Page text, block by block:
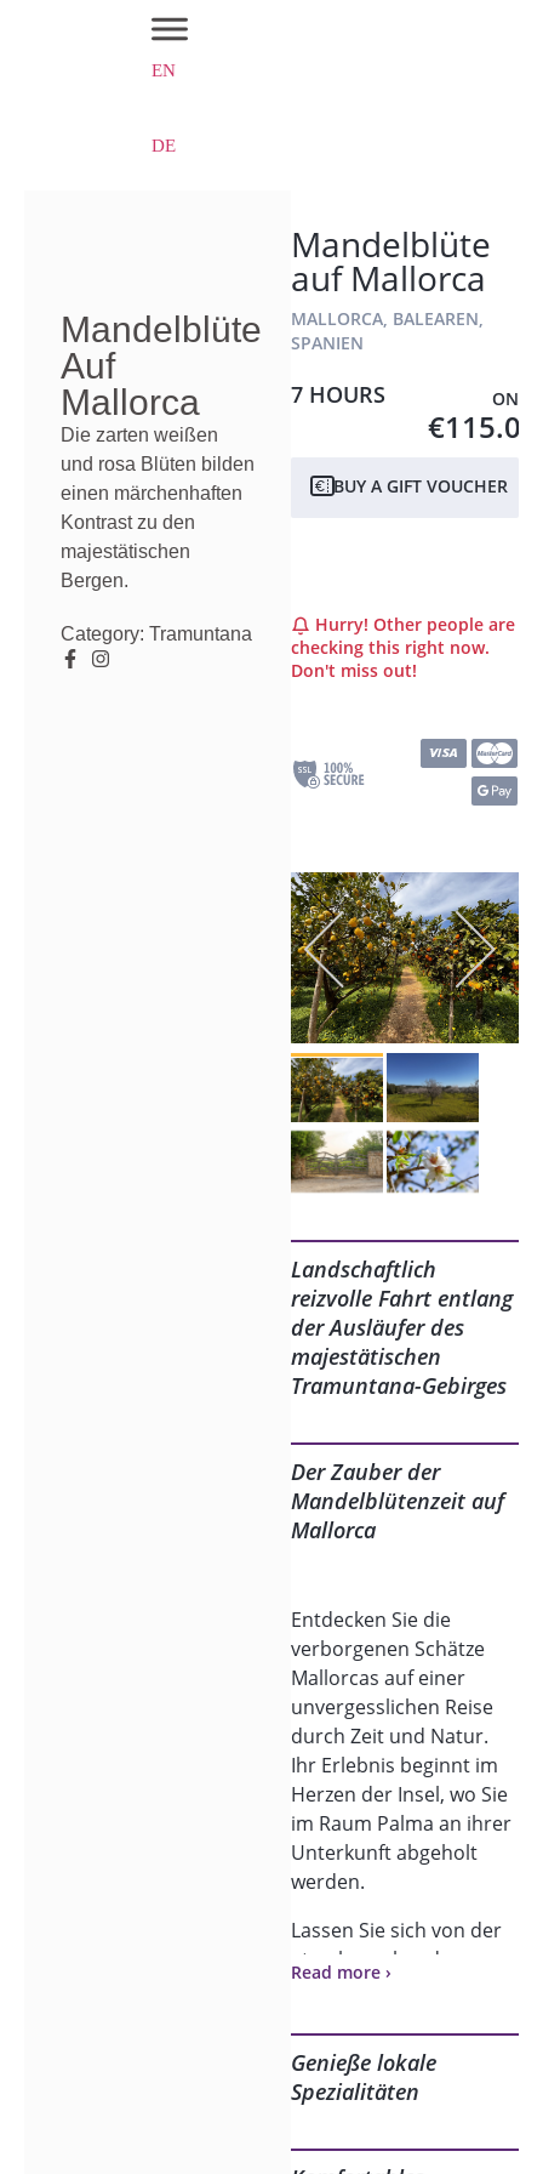
EN
DE
Mandelblüte
Auf
Mallorca
Die zarten weißen
und rosa Blüten bilden
einen märchenhaften
Kontrast zu den
majestätischen
Bergen.
Category: Tramuntana
Mandelblüte
auf Mallorca
MALLORCA, BALEAREN,
SPANIEN
ONLY
€115.00
7 HOURS
BUY A GIFT VOUCHER
Hurry! Other people are
checking this right now.
Don't miss out!
Landschaftlich
reizvolle Fahrt entlang
der Ausläufer des
majestätischen
Tramuntana-Gebirges
Der Zauber der
Mandelblütenzeit auf
Mallorca
Entdecken Sie die
verborgenen Schätze
Mallorcas auf einer
unvergesslichen Reise
durch Zeit und Natur.
Ihr Erlebnis beginnt im
Herzen der Insel, wo Sie
im Raum Palma an ihrer
Unterkunft abgeholt
werden.
Lassen Sie sich von der
atemberaubenden
Schönheit des
durch eine Landschaft
gleiten, die von
Mandelbäumen
Read more ›
Genieße lokale
Spezialitäten